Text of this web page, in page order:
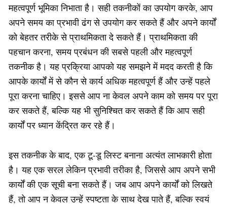
महत्वपूर्ण भूमिका निभाता है। सही तकनीकों का उपयोग करके, आप
अपने समय का प्रभावी ढंग से उपयोग कर सकते हैं और अपने कार्यों
को बेहतर तरीके से प्राथमिकता दे सकते हैं। प्राथमिकता की
पहचान करना, समय प्रबंधन की सबसे पहली और महत्वपूर्ण
तकनीक है। यह प्रक्रिया आपको यह समझने में मदद करती है कि
आपके कार्यों में से कौन से कार्य अधिक महत्वपूर्ण हैं और उन्हें पहले
पूरा करना चाहिए। इससे आप ना केवल अपने काम को समय पर पूरा
कर सकते हैं, बल्कि यह भी सुनिश्चित कर सकते हैं कि आप सही
कार्यों पर ध्यान केंद्रित कर रहे हैं।
इस तकनीक के बाद, एक टू-डू लिस्ट बनाना अत्यंत लाभकारी होता
है। यह एक सरल लेकिन प्रभावी तरीका है, जिससे आप अपने सभी
कार्यों की एक सूची बना सकते हैं। जब आप अपने कार्यों को लिखते
हैं, तो आप न केवल उन्हें स्पष्टता के साथ देख पाते हैं, बल्कि स्वयं